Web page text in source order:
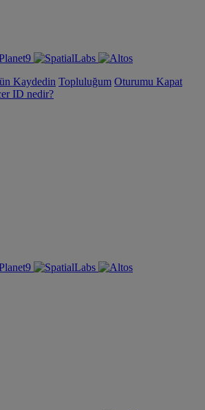
Kaydedin Topluluğum Oturumu Kapat
ID nedir?